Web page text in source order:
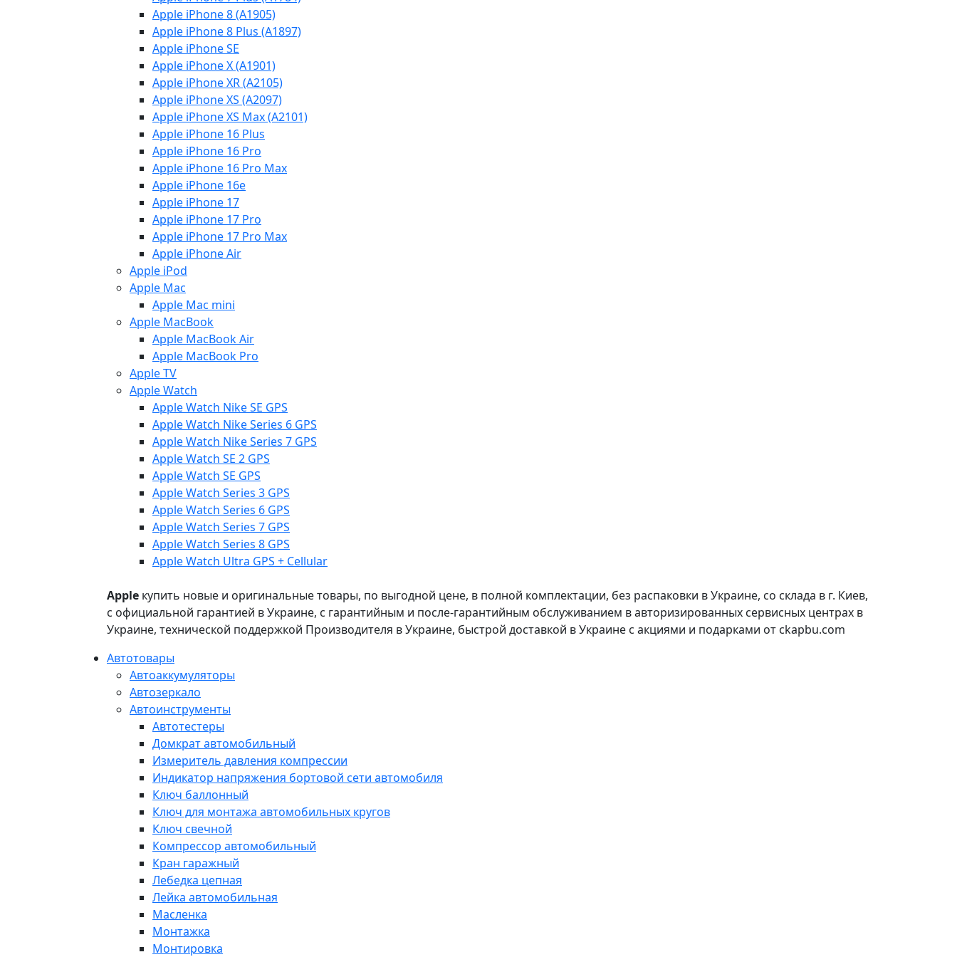
Apple iPhone 8 (A1905)
Apple iPhone 8 Plus (A1897)
Apple iPhone SE
Apple iPhone X (A1901)
Apple iPhone XR (A2105)
Apple iPhone XS (A2097)
Apple iPhone XS Max (A2101)
Apple iPhone 16 Plus
Apple iPhone 16 Pro
Apple iPhone 16 Pro Max
Apple iPhone 16e
Apple iPhone 17
Apple iPhone 17 Pro
Apple iPhone 17 Pro Max
Apple iPhone Air
Apple iPod
Apple Mac
Apple Mac mini
Apple MacBook
Apple MacBook Air
Apple MacBook Pro
Apple TV
Apple Watch
Apple Watch Nike SE GPS
Apple Watch Nike Series 6 GPS
Apple Watch Nike Series 7 GPS
Apple Watch SE 2 GPS
Apple Watch SE GPS
Apple Watch Series 3 GPS
Apple Watch Series 6 GPS
Apple Watch Series 7 GPS
Apple Watch Series 8 GPS
Apple Watch Ultra GPS + Cellular
Apple купить новые и оригинальные товары, по выгодной цене, в полной комплектации, без распаковки в Украине, со склада в г. Киев,
с официальной гарантией в Украине, с гарантийным и после-гарантийным обслуживанием в авторизированных сервисных центрах в
Украине, технической поддержкой Производителя в Украине, быстрой доставкой в Украине с акциями и подарками от ckapbu.com
Автотовары
Автоаккумуляторы
Автозеркало
Автоинструменты
Автотестеры
Домкрат автомобильный
Измеритель давления компрессии
Индикатор напряжения бортовой сети автомобиля
Ключ баллонный
Ключ для монтажа автомобильных кругов
Ключ свечной
Компрессор автомобильный
Кран гаражный
Лебедка цепная
Лейка автомобильная
Масленка
Монтажка
Монтировка